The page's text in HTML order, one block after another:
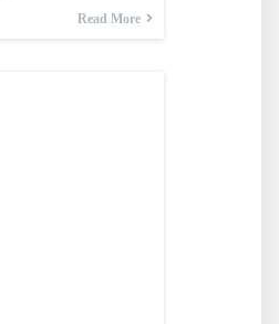
Read More